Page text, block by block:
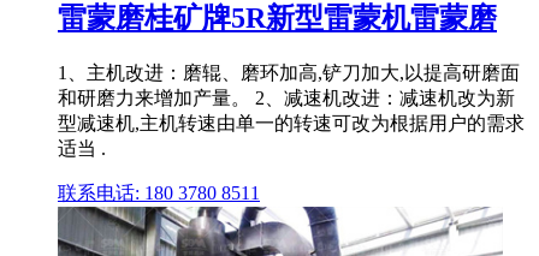
雷蒙磨桂矿牌5R新型雷蒙机雷蒙磨
1、主机改进：磨辊、磨环加高,铲刀加大,以提高研磨面
和研磨力来增加产量。 2、减速机改进：减速机改为新
型减速机,主机转速由单一的转速可改为根据用户的需求
适当 .
联系电话: 180 3780 8511